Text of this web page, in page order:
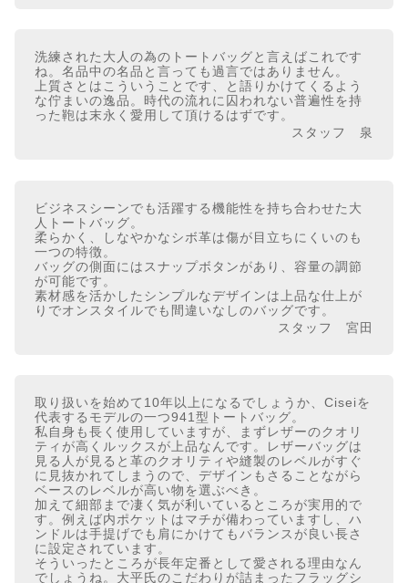
洗練された大人の為のトートバッグと言えばこれです
ね。名品中の名品と言っても過言ではありません。
上質さとはこういうことです、と語りかけてくるよう
な佇まいの逸品。時代の流れに囚われない普遍性を持
った鞄は末永く愛用して頂けるはずです。
スタッフ 泉
ビジネスシーンでも活躍する機能性を持ち合わせた大
人トートバッグ。
柔らかく、しなやかなシボ革は傷が目立ちにくいのも
一つの特徴。
バッグの側面にはスナップボタンがあり、容量の調節
が可能です。
素材感を活かしたシンプルなデザインは上品な仕上が
りでオンスタイルでも間違いなしのバッグです。
スタッフ 宮田
取り扱いを始めて10年以上になるでしょうか、Ciseiを
代表するモデルの一つ941型トートバッグ。
私自身も長く使用していますが、まずレザーのクオリ
ティが高くルックスが上品なんです。レザーバッグは
見る人が見ると革のクオリティや縫製のレベルがすぐ
に見抜かれてしまうので、デザインもさることながら
ベースのレベルが高い物を選ぶべき。
加えて細部まで凄く気が利いているところが実用的で
す。例えば内ポケットはマチが備わっていますし、ハ
ンドルは手提げでも肩にかけてもバランスが良い長さ
に設定されています。
そういったところが長年定番として愛される理由なん
でしょうね。大平氏のこだわりが詰まったフラッグシ